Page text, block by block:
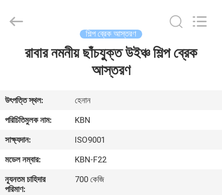
আমাদের
সম্পর্কে
কারখানা
ভ্রমণ
শিল্প ব্রেক আস্তরণ
রাবার নমনীয় ছাঁচযুক্ত উইঞ্চ শিল্প ব্রেক
আস্তরণ
উৎপত্তি স্থল:
হেনান
পরিচিতিমুলক নাম:
KBN
সাক্ষ্যদান:
ISO9001
মডেল নম্বার:
KBN-F22
ন্যূনতম চাহিদার
পরিমাণ:
700 কেজি